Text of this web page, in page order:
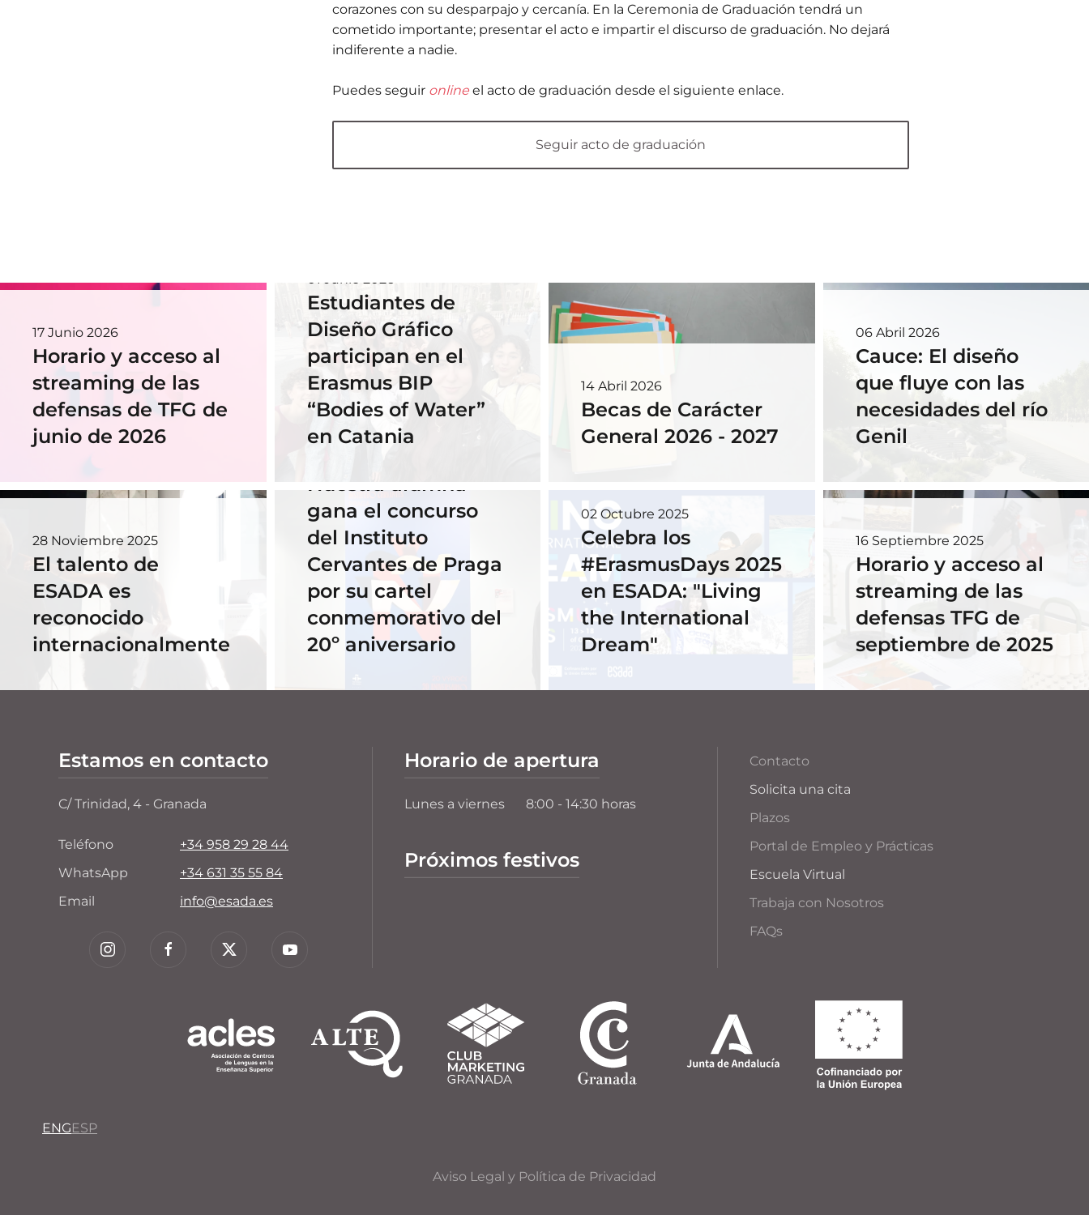
corazones con su desparpajo y cercanía. En la Ceremonia de Graduación tendrá un
cometido importante; presentar el acto e impartir el discurso de graduación. No dejará
indiferente a nadie.
Puedes seguir online el acto de graduación desde el siguiente enlace.
Seguir acto de graduación
17 Junio 2026
Horario y acceso al
streaming de las
defensas de TFG de
junio de 2026
01 Junio 2026
Estudiantes de
Diseño Gráfico
participan en el
Erasmus BIP
“Bodies of Water”
en Catania
14 Abril 2026
Becas de Carácter
General 2026 - 2027
06 Abril 2026
Cauce: El diseño
que fluye con las
necesidades del río
Genil
28 Noviembre 2025
El talento de
ESADA es
reconocido
internacionalmente
Nuestra alumna
gana el concurso
del Instituto
Cervantes de Praga
por su cartel
conmemorativo del
20º aniversario
02 Octubre 2025
Celebra los
#ErasmusDays 2025
en ESADA: "Living
the International
Dream"
16 Septiembre 2025
Horario y acceso al
streaming de las
defensas TFG de
septiembre de 2025
Estamos en contacto
C/ Trinidad, 4 - Granada
Teléfono
+34 958 29 28 44
WhatsApp
+34 631 35 55 84
Email
info@esada.es
Horario de apertura
Lunes a viernes 8:00 - 14:30 horas
Próximos festivos
Contacto
Solicita una cita
Plazos
Portal de Empleo y Prácticas
Escuela Virtual
Trabaja con Nosotros
FAQs
ENGESP
Aviso Legal y Política de Privacidad